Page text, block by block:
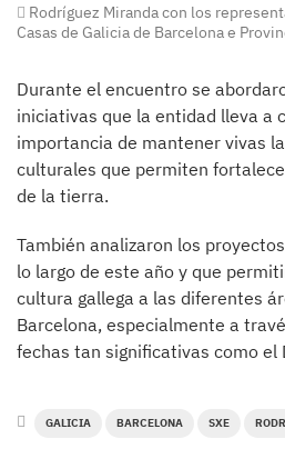
Rodríguez Miranda con los
Casas de Galicia de Barcelona e
Durante el encuentro se
iniciativas que la entidad lleva a
importancia de mantener vivas
culturales que permiten
de la tierra.
También analizaron los
lo largo de este año y que
cultura gallega a las diferentes
Barcelona, especialmente a
fechas tan significativas como el
GALICIA BARCELONA SXE